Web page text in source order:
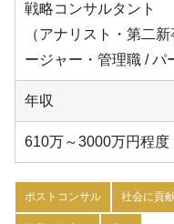
戦略コンサルタント
（アナリスト・第二
ージャー・管理職 / パ
年収
610万～3000万円程度
ポストコンサル 社会に貢